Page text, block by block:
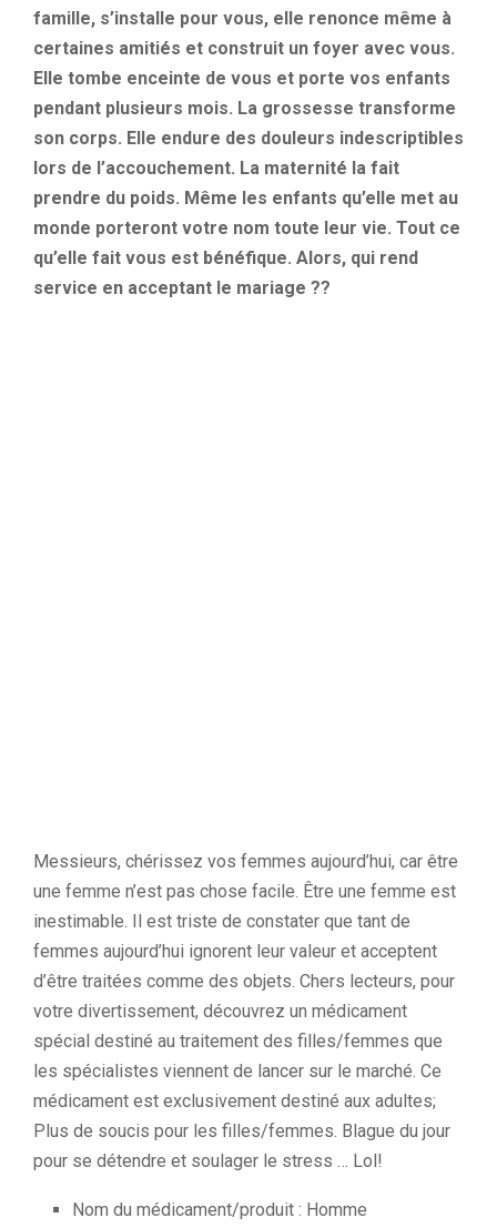
famille, s’installe pour vous, elle renonce même à
certaines amitiés et construit un foyer avec vous.
Elle tombe enceinte de vous et porte vos enfants
pendant plusieurs mois. La grossesse transforme
son corps. Elle endure des douleurs indescriptibles
lors de l’accouchement. La maternité la fait
prendre du poids. Même les enfants qu’elle met au
monde porteront votre nom toute leur vie. Tout ce
qu’elle fait vous est bénéfique. Alors, qui rend
service en acceptant le mariage ??
Messieurs, chérissez vos femmes aujourd’hui, car être
une femme n’est pas chose facile. Être une femme est
inestimable. Il est triste de constater que tant de
femmes aujourd’hui ignorent leur valeur et acceptent
d’être traitées comme des objets. Chers lecteurs, pour
votre divertissement, découvrez un médicament
spécial destiné au traitement des filles/femmes que
les spécialistes viennent de lancer sur le marché. Ce
médicament est exclusivement destiné aux adultes;
Plus de soucis pour les filles/femmes. Blague du jour
pour se détendre et soulager le stress … Lol!
Nom du médicament/produit : Homme